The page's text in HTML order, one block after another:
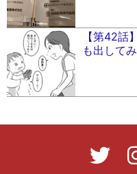
【第42話
も出して